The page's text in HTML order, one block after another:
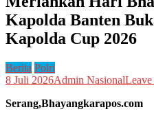
Kapolda Banten
Kapolda Cup 2026
Berita Polri
8 Juli 2026Admin Nasional
Serang,Bhayangkarapos.com